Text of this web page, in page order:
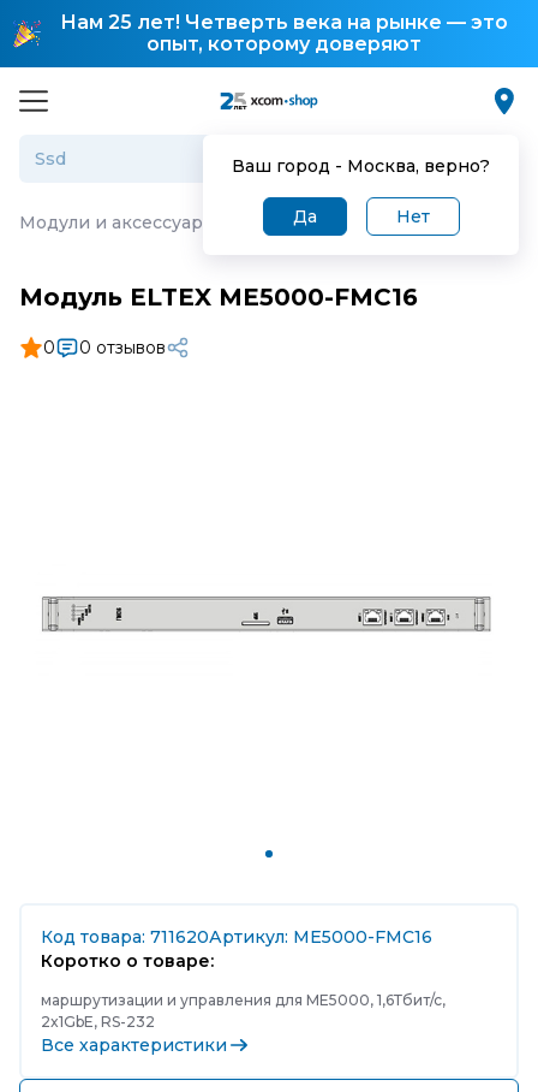
Нам 25 лет! Четверть века на рынке — это
опыт, которому доверяют
Ваш город - Москва, верно?
Да Нет
Модули и аксессуары Модуль ELTEX ME5000-FMC16
Модуль ELTEX ME5000-FMC16
0 0 отзывов
Код товара: 711620Артикул: ME5000-FMC16
Коротко о товаре:
маршрутизации и управления для ME5000, 1,6Тбит/с,
2x1GbE, RS-232
Все характеристики